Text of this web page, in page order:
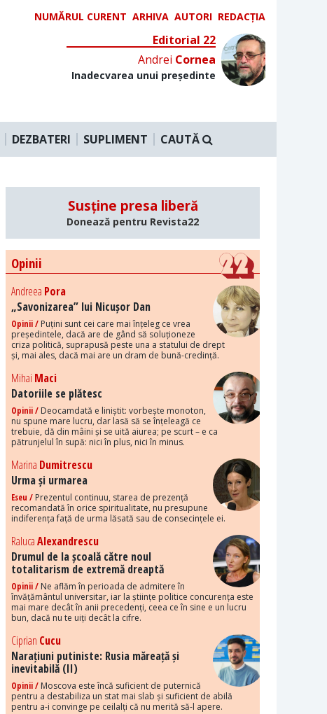
NUMĂRUL CURENT ARHIVA AUTORI REDACȚIA
Editorial 22
Andrei Cornea
Inadecvarea unui președinte
DEZBATERI SUPLIMENT CAUTĂ
Susține presa liberă
Donează pentru Revista22
Opinii
Andreea Pora
„Savonizarea” lui Nicușor Dan
Opinii / Puțini sunt cei care mai înțeleg ce vrea
președintele, dacă are de gând să soluționeze
criza politică, suprapusă peste una a statului de drept
și, mai ales, dacă mai are un dram de bună-credință.
Mihai Maci
Datoriile se plătesc
Opinii / Deocamdată e liniștit: vorbește monoton,
nu spune mare lucru, dar lasă să se înțeleagă ce
trebuie, dă din mâini și se uită aiurea; pe scurt – e ca
pătrunjelul în supă: nici în plus, nici în minus.
Marina Dumitrescu
Urma și urmarea
Eseu / Prezentul continuu, starea de prezență
recomandată în orice spiritualitate, nu presupune
indiferența față de urma lăsată sau de consecințele ei.
RalucaAlexandrescu
Drumul de la școală către noul
totalitarism de extremă dreaptă
Opinii / Ne aflăm în perioada de admitere în
învățământul universitar, iar la științe politice concurența este
mai mare decât în anii precedenți, ceea ce în sine e un lucru
bun, dacă nu te uiți decât la cifre.
Ciprian Cucu
Narațiuni putiniste: Rusia măreață și
inevitabilă (II)
Opinii / Moscova este încă suficient de puternică
pentru a destabiliza un stat mai slab și suficient de abilă
pentru a-i convinge pe ceilalți că nu merită să-l apere.